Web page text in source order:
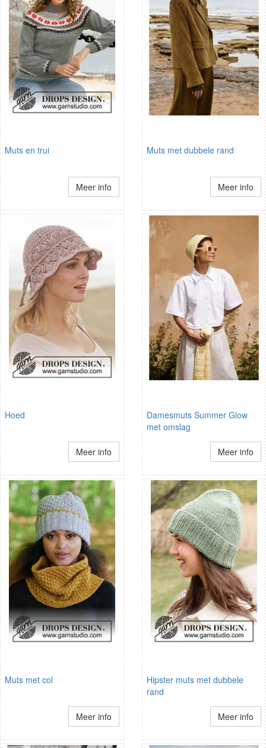
Muts en trui
Meer info
Muts met dubbele rand
Meer info
Hoed
Meer info
Damesmuts Summer Glow
met omslag
Meer info
Muts met col
Meer info
Hipster muts met dubbele
rand
Meer info